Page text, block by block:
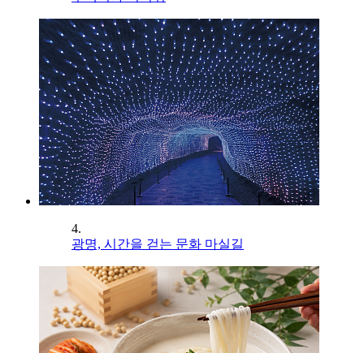
4.
광명, 시간을 걷는 문화 마실길